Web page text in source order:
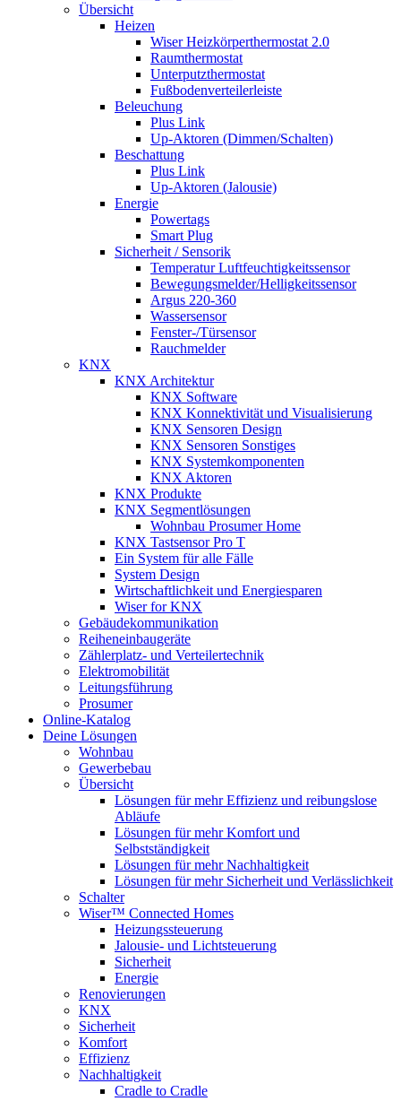
Übersicht
Heizen
Wiser Heizkörperthermostat 2.0
Raumthermostat
Unterputzthermostat
Fußbodenverteilerleiste
Beleuchung
Plus Link
Up-Aktoren (Dimmen/Schalten)
Beschattung
Plus Link
Up-Aktoren (Jalousie)
Energie
Powertags
Smart Plug
Sicherheit / Sensorik
Temperatur Luftfeuchtigkeitssensor
Bewegungsmelder/Helligkeitssensor
Argus 220-360
Wassersensor
Fenster-/Türsensor
Rauchmelder
KNX
KNX Architektur
KNX Software
KNX Konnektivität und Visualisierung
KNX Sensoren Design
KNX Sensoren Sonstiges
KNX Systemkomponenten
KNX Aktoren
KNX Produkte
KNX Segmentlösungen
Wohnbau Prosumer Home
KNX Tastsensor Pro T
Ein System für alle Fälle
System Design
Wirtschaftlichkeit und Energiesparen
Wiser for KNX
Gebäudekommunikation
Reiheneinbaugeräte
Zählerplatz- und Verteilertechnik
Elektromobilität
Leitungsführung
Prosumer
Online-Katalog
Deine Lösungen
Wohnbau
Gewerbebau
Übersicht
Lösungen für mehr Effizienz und reibungslose
Abläufe
Lösungen für mehr Komfort und
Selbstständigkeit
Lösungen für mehr Nachhaltigkeit
Lösungen für mehr Sicherheit und Verlässlichkeit
Schalter
Wiser™ Connected Homes
Heizungssteuerung
Jalousie- und Lichtsteuerung
Sicherheit
Energie
Renovierungen
KNX
Sicherheit
Komfort
Effizienz
Nachhaltigkeit
Cradle to Cradle